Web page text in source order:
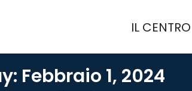
IL CENTRO
Febbraio 1, 2024
IL CENTRO